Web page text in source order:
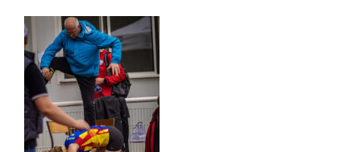
Contact